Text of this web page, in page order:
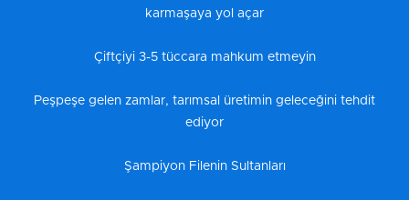
karmaşaya yol açar
Çiftçiyi 3-5 tüccara mahkum etmeyin
Peşpeşe gelen zamlar, tarımsal üretimin geleceğini tehdit
ediyor
Şampiyon Filenin Sultanları